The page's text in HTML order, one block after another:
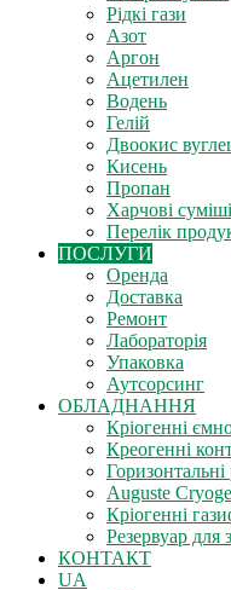
Рідкі гази
Азот
Аргон
Ацетилен
Водень
Гелій
Двоокис
Кисень
Пропан
Харчові суміші
Перелік
ПОСЛУГИ
Оренда
Доставка
Ремонт
Лабораторія
Упаковка
Аутсорсинг
ОБЛАДНАННЯ
Кріогенні
Креогенні
Горизонтальні
Auguste
Кріогенні
Резервуар для
КОНТАКТ
UA